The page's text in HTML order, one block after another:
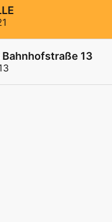
Bahnhofstraße 13